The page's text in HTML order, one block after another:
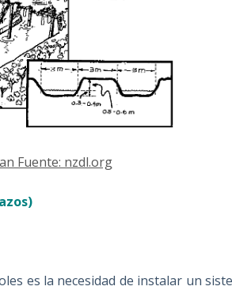
Fuente: nzdl.org
es la necesidad de instalar un